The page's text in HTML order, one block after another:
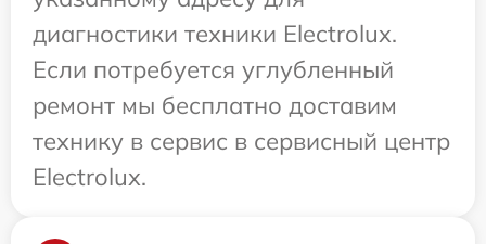
диагностики техники Electrolux.
Если потребуется углубленный
ремонт мы бесплатно доставим
технику в сервис в сервисный центр
Electrolux.